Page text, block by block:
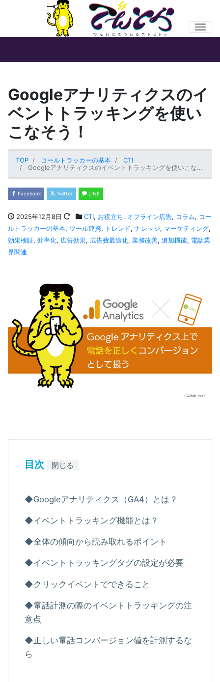
Googleアナリティクスのイ
ベントトラッキングを使い
こなそう！
TOP コールトラッカーの基本
CTI
Googleアナリティクスのイベントトラッキングを使いこなそう！
Facebook Twitter LINE
2025年12月8日 CTI, お役立ち, オフライン広告, コラム, コー
ルトラッカーの基本, ツール連携, トレンド, ナレッジ, マーケティング,
効果検証, 効率化, 広告効果, 広告費最適化, 業務改善, 追加機能, 電話業
界関連
目次 閉じる
◆Googleアナリティクス（GA4）とは？
◆イベントトラッキング機能とは？
◆全体の傾向から読み取れるポイント
◆イベントトラッキングタグの設定が必要
◆クリックイベントでできること
◆電話計測の際のイベントトラッキングの注
意点
◆正しい電話コンバージョン値を計測するな
ら